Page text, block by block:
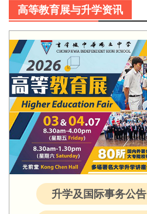
高等教育展与升学资讯
升学及国际事务公告